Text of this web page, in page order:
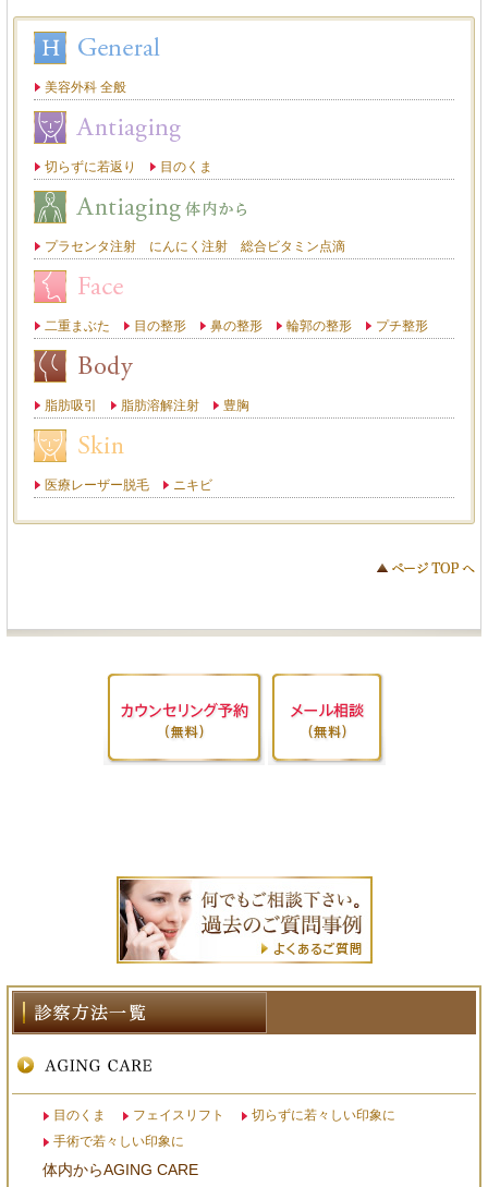
美容外科 全般
切らずに若返り 目のくま
プラセンタ注射 にんにく注射 総合ビタミン点滴
二重まぶた 目の整形 鼻の整形 輪郭の整形 プチ整形
脂肪吸引 脂肪溶解注射 豊胸
医療レーザー脱毛 ニキビ
目のくま フェイスリフト
切らずに若々しい印象に
手術で若々しい印象に
体内からAGING CARE